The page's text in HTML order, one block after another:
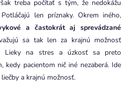
treba počítať s tým, že nedokážu
len príznaky. Okrem iného,
a častokrát aj sprevádzané
sa tak len za krajnú možnosť
Lieky na stres a úzkosť sa preto
kedy pacientom nič iné nezaberá. Ide
a krajnú možnosť.